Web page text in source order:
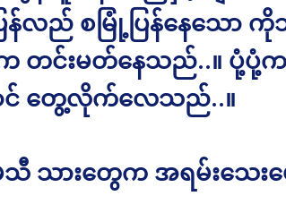
န်လည် စမြုံ့ပြန်နေသော
က တင်းမတ်နေသည်..။ ပုံ့ပုံ့
င် တွေ့လိုက်လေသည်..။
သီ သားတွေက အရမ်းသေး